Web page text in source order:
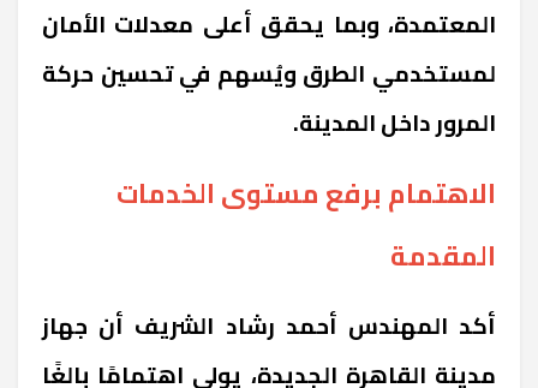
المعتمدة، وبما يحقق أعلى معدلات الأمان
لمستخدمي الطرق ويُسهم في تحسين حركة
المرور داخل المدينة.
الاهتمام برفع مستوى الخدمات
المقدمة
أكد المهندس أحمد رشاد الشريف أن جهاز
مدينة القاهرة الجديدة، يولي اهتمامًا بالغًا